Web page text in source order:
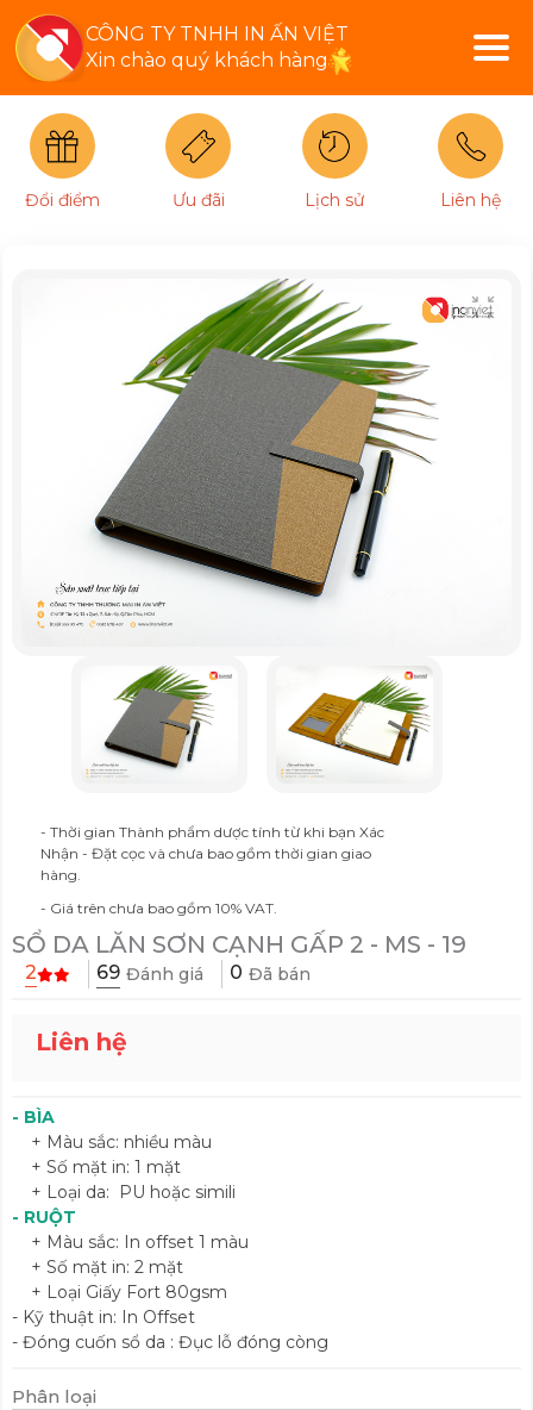
CÔNG TY TNHH IN ẤN VIỆT
Xin chào quý khách hàng
Đổi điểm Ưu đãi Lịch sử Liên hệ
- Thời gian Thành phẩm dược tính từ khi bạn Xác
Nhận - Đặt cọc và chưa bao gồm thời gian giao
hàng.
- Giá trên chưa bao gồm 10% VAT.
SỔ DA LĂN SƠN CẠNH GẤP 2 - MS - 19
2 69 Đánh giá 0 Đã bán
Liên hệ
- BÌA
+ Màu sắc: nhiều màu
+ Số mặt in: 1 mặt
+ Loại da: PU hoặc simili
- RUỘT
+ Màu sắc: In offset 1 màu
+ Số mặt in: 2 mặt
+ Loại Giấy Fort 80gsm
- Kỹ thuật in: In Offset
- Đóng cuốn sổ da : Đục lỗ đóng còng
Phân loại